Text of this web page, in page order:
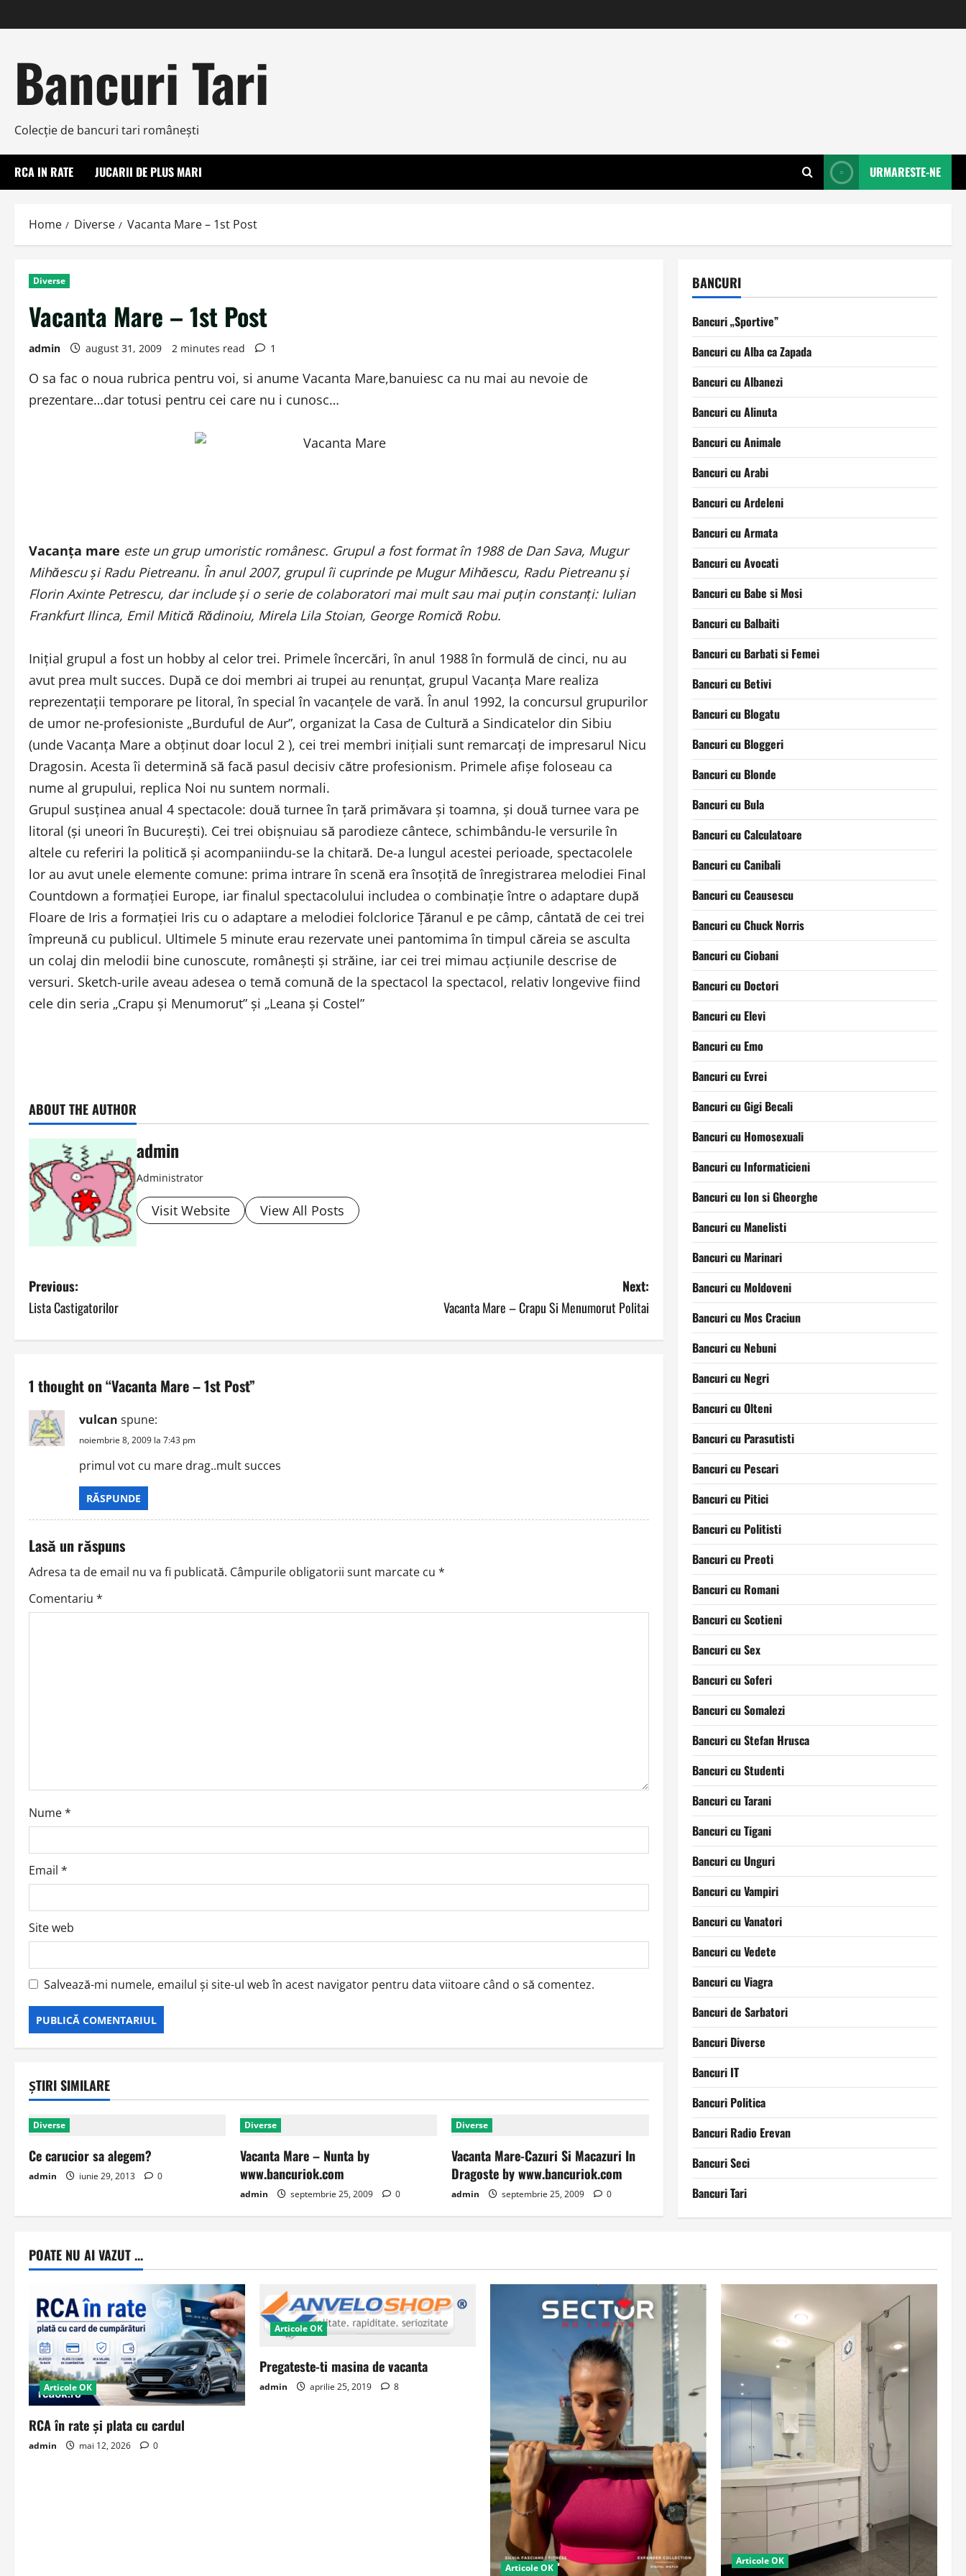
to
Bancuri Tari
Colecţie de bancuri tari româneşti
RCA IN RATE JUCARII DE PLUS MARI URMARESTE-NE
Home Diverse Vacanta Mare – 1st Post
Diverse
Vacanta Mare – 1st Post
admin august 31, 2009 2 minutes read 1
O sa fac o noua rubrica pentru voi, si anume Vacanta Mare,banuiesc ca nu mai au nevoie de
prezentare…dar totusi pentru cei care nu i cunosc…
Vacanţa mare este un grup umoristic românesc. Grupul a fost format în 1988 de Dan Sava, Mugur
Mihăescu şi Radu Pietreanu. În anul 2007, grupul îi cuprinde pe Mugur Mihăescu, Radu Pietreanu şi
Florin Axinte Petrescu, dar include şi o serie de colaboratori mai mult sau mai puţin constanţi: Iulian
Frankfurt Ilinca, Emil Mitică Rădinoiu, Mirela Lila Stoian, George Romică Robu.
Iniţial grupul a fost un hobby al celor trei. Primele încercări, în anul 1988 în formulă de cinci, nu au
avut prea mult succes. După ce doi membri ai trupei au renunţat, grupul Vacanţa Mare realiza
reprezentaţii temporare pe litoral, în special în vacanţele de vară. În anul 1992, la concursul grupurilor
de umor ne-profesioniste „Burduful de Aur”, organizat la Casa de Cultură a Sindicatelor din Sibiu
(unde Vacanţa Mare a obţinut doar locul 2 ), cei trei membri iniţiali sunt remarcaţi de impresarul Nicu
Dragosin. Acesta îi determină să facă pasul decisiv către profesionism. Primele afişe foloseau ca
nume al grupului, replica Noi nu suntem normali.
Grupul susţinea anual 4 spectacole: două turnee în ţară primăvara şi toamna, şi două turnee vara pe
litoral (şi uneori în Bucureşti). Cei trei obişnuiau să parodieze cântece, schimbându-le versurile în
altele cu referiri la politică şi acompaniindu-se la chitară. De-a lungul acestei perioade, spectacolele
lor au avut unele elemente comune: prima intrare în scenă era însoţită de înregistrarea melodiei Final
Countdown a formaţiei Europe, iar finalul spectacolului includea o combinaţie între o adaptare după
Floare de Iris a formaţiei Iris cu o adaptare a melodiei folclorice Ţăranul e pe câmp, cântată de cei trei
împreună cu publicul. Ultimele 5 minute erau rezervate unei pantomima în timpul căreia se asculta
un colaj din melodii bine cunoscute, româneşti şi străine, iar cei trei mimau acţiunile descrise de
versuri. Sketch-urile aveau adesea o temă comună de la spectacol la spectacol, relativ longevive fiind
cele din seria „Crapu şi Menumorut” şi „Leana şi Costel”
ABOUT THE AUTHOR
admin
Administrator
Visit Website View All Posts
P
o
s
t
n
a
g
a
t
i
Previous:
Lista Castigatorilor
Next:
Vacanta Mare – Crapu Si Menumorut Politai
1 thought on “Vacanta Mare – 1st Post”
vulcan spune:
noiembrie 8, 2009 la 7:43 pm
primul vot cu mare drag..mult succes
RĂSPUNDE
Lasă un răspuns
Adresa ta de email nu va fi publicată. Câmpurile obligatorii sunt marcate cu *
Comentariu *
Nume*
Email *
Site web
Salvează-mi numele, emailul și site-ul web în acest navigator pentru data viitoare când o să comentez.
ȘTIRI SIMILARE
Diverse
Ce carucior sa alegem?
admin iunie 29, 2013 0
Diverse
Vacanta Mare – Nunta by
www.bancuriok.com
admin septembrie 25, 2009 0
Diverse
Vacanta Mare-Cazuri Si Macazuri In
Dragoste by www.bancuriok.com
admin septembrie 25, 2009 0
BANCURI
Bancuri „Sportive”
Bancuri cu Alba ca Zapada
Bancuri cu Albanezi
Bancuri cu Alinuta
Bancuri cu Animale
Bancuri cu Arabi
Bancuri cu Ardeleni
Bancuri cu Armata
Bancuri cu Avocati
Bancuri cu Babe si Mosi
Bancuri cu Balbaiti
Bancuri cu Barbati si Femei
Bancuri cu Betivi
Bancuri cu Blogatu
Bancuri cu Bloggeri
Bancuri cu Blonde
Bancuri cu Bula
Bancuri cu Calculatoare
Bancuri cu Canibali
Bancuri cu Ceausescu
Bancuri cu Chuck Norris
Bancuri cu Ciobani
Bancuri cu Doctori
Bancuri cu Elevi
Bancuri cu Emo
Bancuri cu Evrei
Bancuri cu Gigi Becali
Bancuri cu Homosexuali
Bancuri cu Informaticieni
Bancuri cu Ion si Gheorghe
Bancuri cu Manelisti
Bancuri cu Marinari
Bancuri cu Moldoveni
Bancuri cu Mos Craciun
Bancuri cu Nebuni
Bancuri cu Negri
Bancuri cu Olteni
Bancuri cu Parasutisti
Bancuri cu Pescari
Bancuri cu Pitici
Bancuri cu Politisti
Bancuri cu Preoti
Bancuri cu Romani
Bancuri cu Scotieni
Bancuri cu Sex
Bancuri cu Soferi
Bancuri cu Somalezi
Bancuri cu Stefan Hrusca
Bancuri cu Studenti
Bancuri cu Tarani
Bancuri cu Tigani
Bancuri cu Unguri
Bancuri cu Vampiri
Bancuri cu Vanatori
Bancuri cu Vedete
Bancuri cu Viagra
Bancuri de Sarbatori
Bancuri Diverse
Bancuri IT
Bancuri Politica
Bancuri Radio Erevan
Bancuri Seci
Bancuri Tari
POATE NU AI VAZUT ...
Articole OK
RCA în rate și plata cu cardul
admin mai 12, 2026 0
Articole OK
Pregateste-ti masina de vacanta
admin aprilie 25, 2019 8
Articole OK
Articole OK